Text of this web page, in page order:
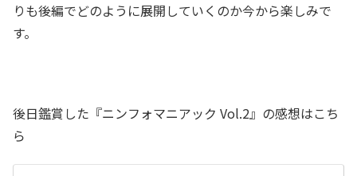
りも後編でどのように展開していくのか今から楽しみで
す。
後日鑑賞した『ニンフォマニアック Vol.2』の感想はこち
ら